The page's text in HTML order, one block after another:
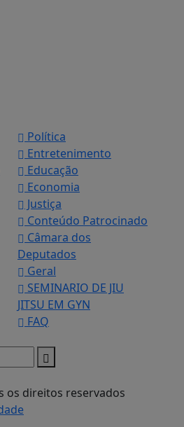
Política
Entretenimento
Educação
Economia
Justiça
Conteúdo Patrocinado
Câmara dos
Deputados
Geral
SEMINARIO DE JIU
JITSU EM GYN
FAQ
os direitos reservados